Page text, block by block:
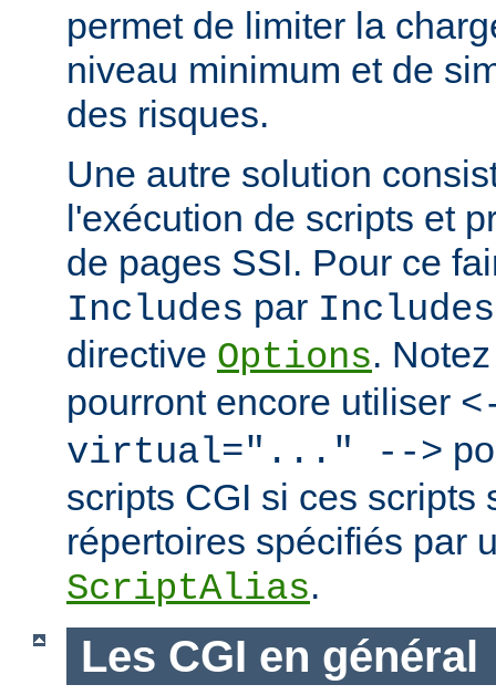
permet de limiter la
niveau minimum et de
des risques.
Une autre solution
l'exécution de scripts et
de pages SSI. Pour ce
Includes par
directive Options.
pourront encore utiliser
virtual="..." -->
scripts CGI si ces scripts
répertoires spécifiés par
ScriptAlias.
Les CGI en général